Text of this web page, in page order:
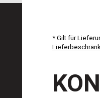
* Gilt für